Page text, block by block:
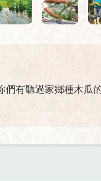
們有聽過家鄉種木瓜